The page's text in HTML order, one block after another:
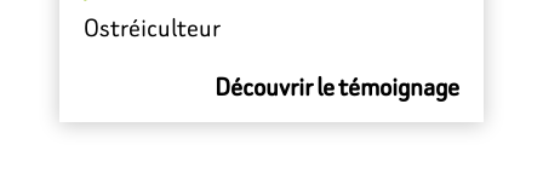
Ostréiculteur
Découvrir le témoignage